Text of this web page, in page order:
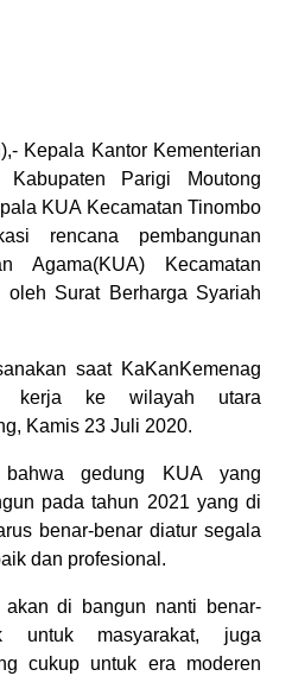
Kepala Kantor Kementerian
Kabupaten Parigi Moutong
KUA Kecamatan Tinombo
rencana pembangunan
Agama(KUA) Kecamatan
Surat Berharga Syariah
saat KaKanKemenag
kerja ke wilayah utara
Kamis 23 Juli 2020.
bahwa gedung KUA yang
pada tahun 2021 yang di
benar-benar diatur segala
dan profesional.
di bangun nanti benar-
untuk masyarakat, juga
cukup untuk era moderen